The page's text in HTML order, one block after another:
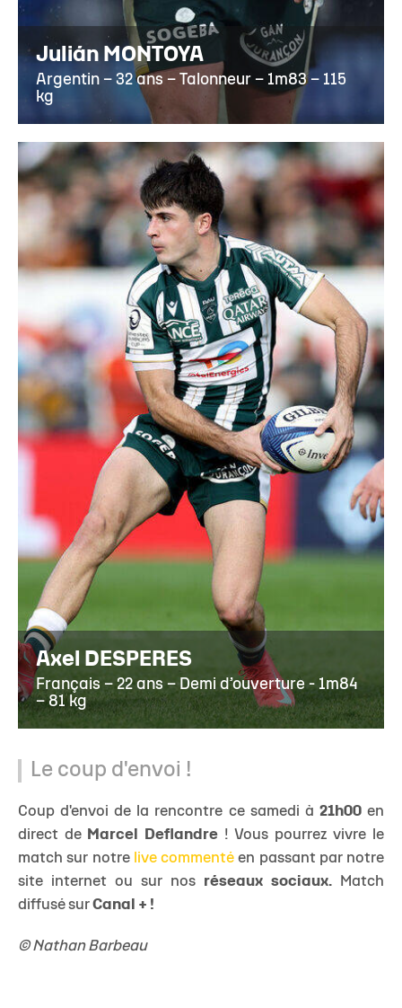
Julián MONTOYA
Argentin – 32 ans – Talonneur – 1m83 – 115
kg
Axel DESPERES
Français – 22 ans – Demi d’ouverture - 1m84
– 81 kg
Le coup d'envoi !
Coup d'envoi de la rencontre ce samedi à 21h00en
direct de Marcel Deflandre ! Vous pourrez vivre le
match sur notre live commenté en passant par notre
site internet ou sur nos réseaux sociaux.
Match
diffusé sur Canal + !
© Nathan Barbeau